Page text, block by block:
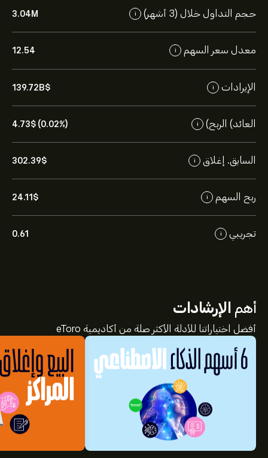
حجم التداول خلال (3 أشهر) i
3.04M
معدل سعر السهم i
12.54
الإيرادات i
139.72B‎$‎
العائد) الربح) i
4.73‎$‎ (0.02%)
السابق. إغلاق i
302.39‎$‎
ربح السهم i
24.11‎$‎
تجريبي i
0.61
أهم الإرشادات
أفضل اختياراتنا للأدلة الأكثر صلة من أكاديمية eToro